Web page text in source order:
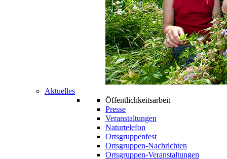
Aktuelles
Öffentlichkeitsarbeit
Presse
Veranstaltungen
Naturtelefon
Ortsgruppenfest
Ortsgruppen-Nachrichten
Ortsgruppen-Veranstaltungen